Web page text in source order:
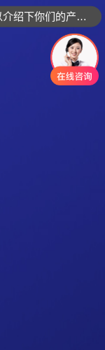
可以介绍下你们的产品么
你们是怎么收费的呢